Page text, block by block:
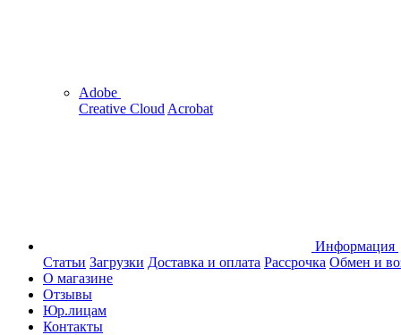
Adobe
Creative Cloud Acrobat
Информация
Статьи Загрузки Доставка и оплата Рассрочка Обмен и
О магазине
Отзывы
Юр.лицам
Контакты